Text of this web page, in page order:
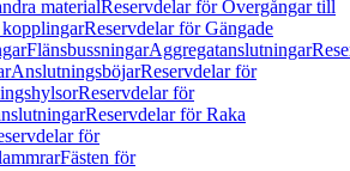
materialReservdelar för Övergångar till
Reservdelar för Gängade
FlänsbussningarAggregatanslutningar
AnslutningsböjarReservdelar för
Reservdelar för
Reservdelar för Raka
för
Fästen för